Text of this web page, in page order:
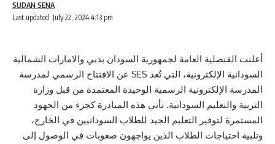
Last updated: July 22, 2024 4:13 pm
SUDAN SENA
أعلنت القنصلية العامة لجمهورية السودان بدبي والامارات الشمالية
عن الافتتاح الرسمي لمدرسة SES السودانية الإلكترونية، التي تُعد
المدرسة الإلكترونية الرسمية الوحيدة المعتمدة من قبل وزارة
التربية والتعليم السودانية. تأتي هذه المبادرة كجزء من الجهود
المستمرة لتوفير التعليم الجيد للطلاب السودانيين في الخارج،
وتلبية احتياجات الطلاب الذين يواجهون صعوبات في الوصول إلى